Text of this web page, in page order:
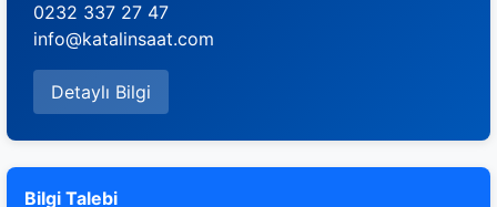
0232 337 27 47
info@katalinsaat.com
Detaylı Bilgi
Bilgi Talebi